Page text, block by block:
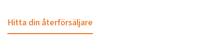
Hitta din återförsäljare